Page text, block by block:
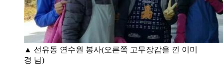
▲ 선유동 연수원 봉사(오른쪽 고무장갑을 낀 이미
경 님)